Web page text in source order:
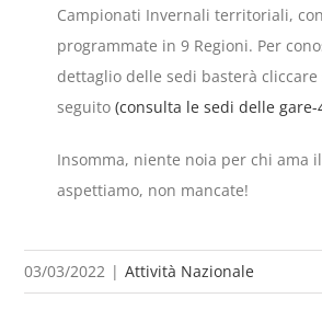
Campionati Invernali territoriali,
programmate in 9 Regioni. Per
dettaglio delle sedi basterà
seguito(consulta le sedi delle gare-
Insomma, niente noia per chi ama
aspettiamo, non mancate!
03/03/2022 | Attività Nazionale